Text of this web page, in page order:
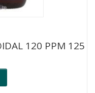
120 PPM 125